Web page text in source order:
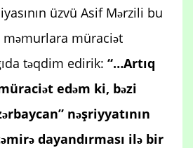
üzvü Asif Mərzili bu
məmurlara müraciət
təqdim edirik: “…Artıq
edəm ki, bəzi
nəşriyyatının
dayandırması ilə bir